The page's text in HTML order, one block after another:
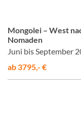
Mongolei – West
Nomaden
Juni bis September
ab 3795,- €